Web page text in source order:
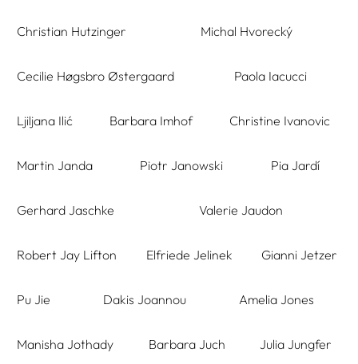
Christian Hutzinger Michal Hvorecký
Cecilie Høgsbro Østergaard Paola Iacucci
Ljiljana Ilić Barbara Imhof Christine Ivanovic
Martin Janda Piotr Janowski Pia Jardí
Gerhard Jaschke Valerie Jaudon
Robert Jay Lifton Elfriede Jelinek Gianni Jetzer
Pu Jie Dakis Joannou Amelia Jones
Manisha Jothady Barbara Juch Julia Jungfer